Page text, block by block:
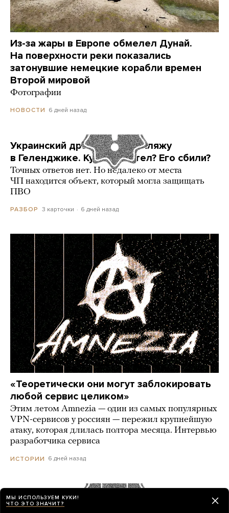
Из-за жары в Европе обмелел Дунай.
На поверхности реки показались
затонувшие немецкие корабли времен
Второй мировой
Фотографии
НОВОСТИ 6 дней назад
Украинский дрон попал по пляжу
в Геленджике. Куда он летел? Его сбили?
Точных ответов нет. Но недалеко от места
ЧП находится объект, который могла защищать
ПВО
РАЗБОР 3 карточки 6 дней назад
«Теоретически они могут заблокировать
любой сервис целиком»
Этим летом Amnezia — один из самых популярных
VPN-сервисов у россиян — пережил крупнейшую
атаку, которая длилась полтора месяца. Интервью
разработчика сервиса
ИСТОРИИ 6 дней назад
Сайты «Сбера» и других банков теперь
можно открыть только в российских
МЫ ИСПОЛЬЗУЕМ КУКИ!
ЧТО ЭТО ЗНАЧИТ?